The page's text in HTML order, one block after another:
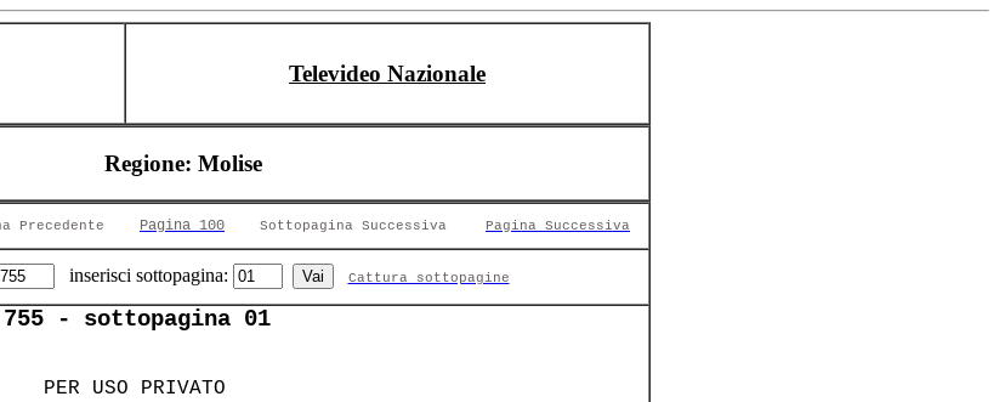
Televideo Nazionale
Regione: Molise
Precedente Pagina 100 Sottopagina Successiva Pagina Successiva
inserisci sottopagina: Cattura sottopagine
755 - sottopagina 01
   PER USO PRIVATO